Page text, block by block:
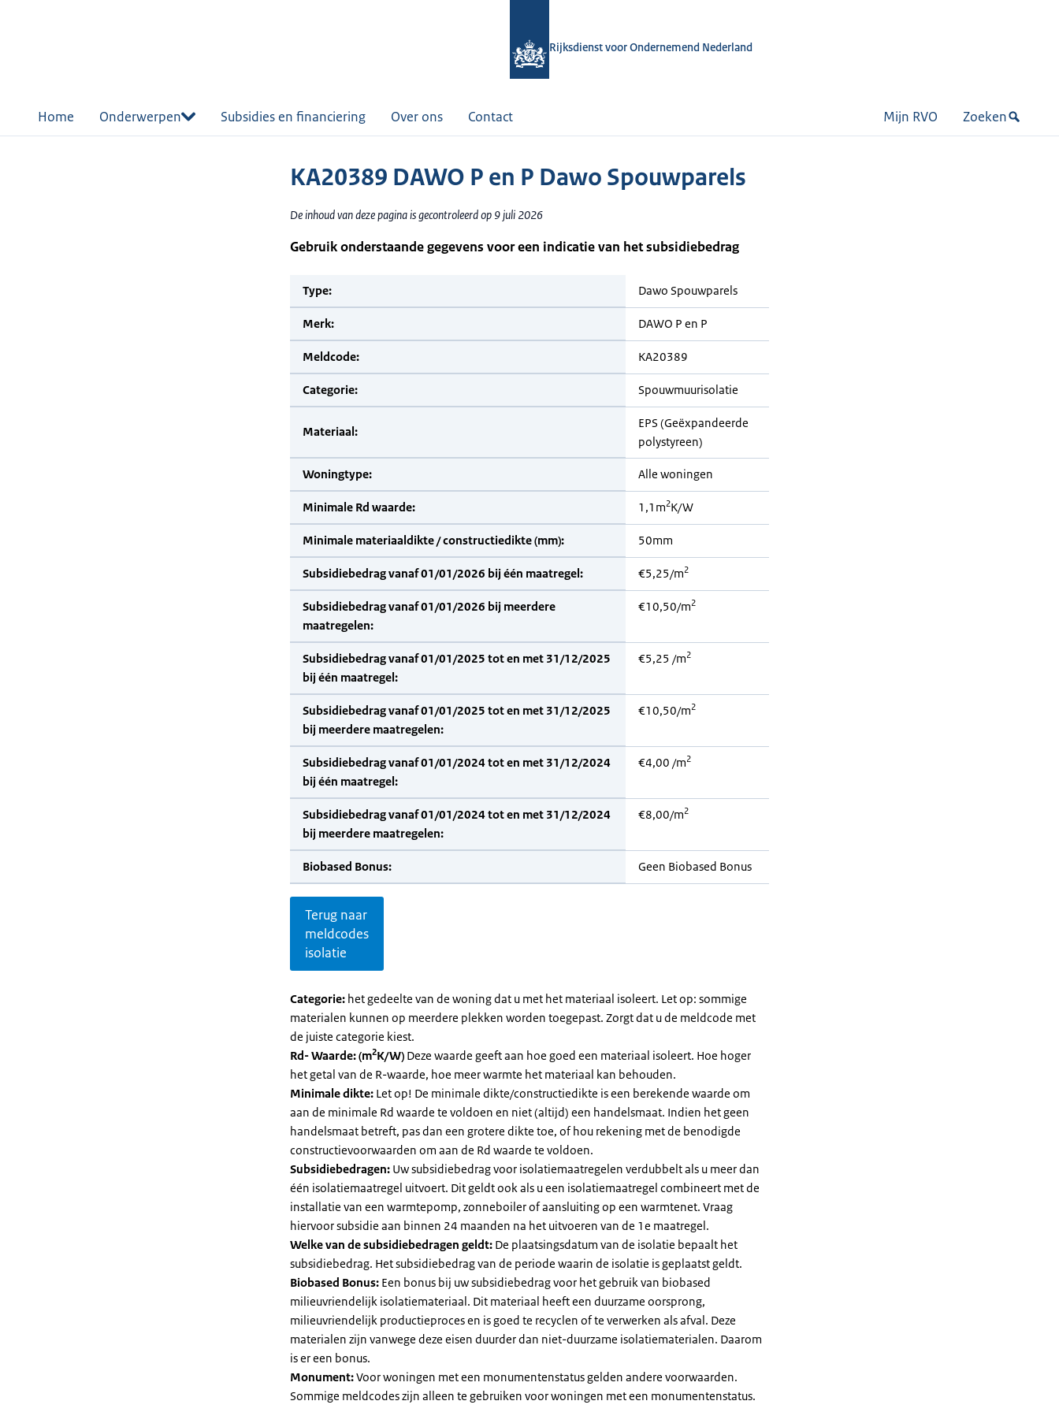
Rijksdienst voor Ondernemend Nederland
Home Onderwerpen Subsidies en financiering Over ons Contact Mijn RVO Zoeken
KA20389 DAWO P en P Dawo Spouwparels
De inhoud van deze pagina is gecontroleerd op 9 juli 2026
Gebruik onderstaande gegevens voor een indicatie van het subsidiebedrag
Type: Dawo Spouwparels
Merk: DAWO P en P
Meldcode: KA20389
Categorie: Spouwmuurisolatie
Materiaal:
EPS (Geëxpandeerde
polystyreen)
Woningtype: Alle woningen
Minimale Rd waarde: 1,1m2K/W
Minimale materiaaldikte / constructiedikte (mm): 50mm
Subsidiebedrag vanaf 01/01/2026 bij één maatregel: €5,25/m2
Subsidiebedrag vanaf 01/01/2026 bij meerdere
maatregelen:
€10,50/m2
Subsidiebedrag vanaf 01/01/2025 tot en met 31/12/2025
bij één maatregel:
€5,25 /m2
Subsidiebedrag vanaf 01/01/2025 tot en met 31/12/2025
bij meerdere maatregelen:
€10,50/m2
Subsidiebedrag vanaf 01/01/2024 tot en met 31/12/2024
bij één maatregel:
€4,00 /m2
Subsidiebedrag vanaf 01/01/2024 tot en met 31/12/2024
bij meerdere maatregelen:
€8,00/m2
Biobased Bonus: Geen Biobased Bonus
Terug naar
meldcodes
isolatie
Categorie: het gedeelte van de woning dat u met het materiaal isoleert. Let op: sommige
materialen kunnen op meerdere plekken worden toegepast. Zorgt dat u de meldcode met
de juiste categorie kiest.
Rd- Waarde: (m2K/W) Deze waarde geeft aan hoe goed een materiaal isoleert. Hoe hoger
het getal van de R-waarde, hoe meer warmte het materiaal kan behouden.
Minimale dikte: Let op! De minimale dikte/constructiedikte is een berekende waarde om
aan de minimale Rd waarde te voldoen en niet (altijd) een handelsmaat. Indien het geen
handelsmaat betreft, pas dan een grotere dikte toe, of hou rekening met de benodigde
constructievoorwaarden om aan de Rd waarde te voldoen.
Subsidiebedragen: Uw subsidiebedrag voor isolatiemaatregelen verdubbelt als u meer dan
één isolatiemaatregel uitvoert. Dit geldt ook als u een isolatiemaatregel combineert met de
installatie van een warmtepomp, zonneboiler of aansluiting op een warmtenet. Vraag
hiervoor subsidie aan binnen 24 maanden na het uitvoeren van de 1e maatregel.
Welke van de subsidiebedragen geldt: De plaatsingsdatum van de isolatie bepaalt het
subsidiebedrag. Het subsidiebedrag van de periode waarin de isolatie is geplaatst geldt.
Biobased Bonus: Een bonus bij uw subsidiebedrag voor het gebruik van biobased
milieuvriendelijk isolatiemateriaal. Dit materiaal heeft een duurzame oorsprong,
milieuvriendelijk productieproces en is goed te recyclen of te verwerken als afval. Deze
materialen zijn vanwege deze eisen duurder dan niet-duurzame isolatiematerialen. Daarom
is er een bonus.
Monument:Voor woningen met een monumentenstatus gelden andere voorwaarden.
Sommige meldcodes zijn alleen te gebruiken voor woningen met een monumentenstatus.